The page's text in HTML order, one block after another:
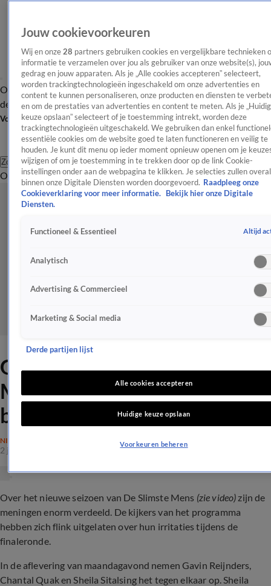
OverzichtAfleveringen Entertainment TV Algemeen
Tip
de redactieNieuwsbrief
Volg Shownieuws
Zoeken
OverzichtEntertainmentSpraakmakendRealityCrimeVideo's
Grote irritatie bij De Slimste
Mens-kijkers na bizarre
blunder
NIEUWS
2 jan 2024, 22:16
Over het nieuwe seizoen van De Slimste Mens (zie video) zijn de
meningen enorm verdeeld. De kijkers van het programma
hebben zich flink uitgelaten over hun irritaties tijdens de
finaleronde.
In de aflevering van maandagavond nemen Gavin Reijnders,
Chantal Quak en Sheila Sitalsing het tegen elkaar op. Sheila
Jouw cookievoorkeuren
Wij en onze 28 partners gebruiken cookies en vergelijkbare technieken
informatie te verzamelen over jou als gebruiker van onze website(s),
gedrag en jouw apparaten. Als je „Alle cookies accepteren” selecteert,
worden trackingtechnologieën ingeschakeld om onze advertenties en
content te kunnen personaliseren, onze producten en diensten te
en om de prestaties van advertenties en content te meten. Als je
keuze opslaan” selecteert of je toestemming intrekt, worden deze
trackingtechnologieën uitgeschakeld. We gebruiken dan enkel
essentiële cookies om de website goed te laten functioneren en veilig te
houden. Je kunt dit menu op ieder moment opnieuw openen om je
wijzigen of om je toestemming in te trekken door op de link Cookie-
instellingen onder aan de webpagina te klikken. Je selecties zullen overal
binnen onze Digitale Diensten worden doorgevoerd. Raadpleeg onze
Cookieverklaring voor meer informatie.
Bekijk hier onze Digitale
Diensten.
Functioneel & Essentieel Altijd
Analytisch
Advertising & Commercieel
Marketing & Social media
Derde partijen lijst
Alle cookies accepteren
Huidige keuze opslaan
Voorkeuren beheren